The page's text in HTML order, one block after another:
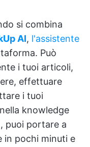
si combina
AI, l'assistente
Può
i tuoi articoli,
effettuare
i tuoi
knowledge
puoi portare a
in pochi minuti e